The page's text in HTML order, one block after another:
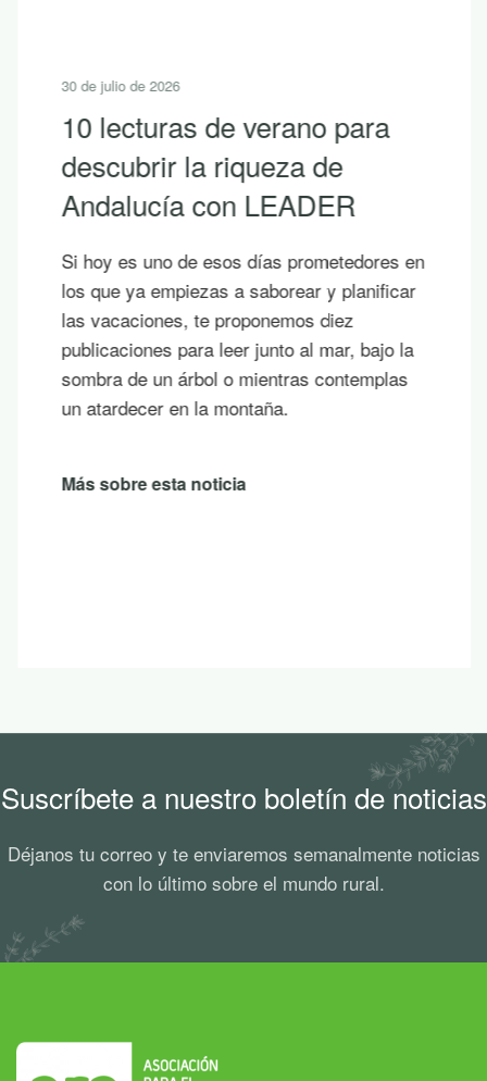
30 de julio de 2026
10 lecturas de verano para
descubrir la riqueza de
Andalucía con LEADER
Si hoy es uno de esos días prometedores en
los que ya empiezas a saborear y planificar
las vacaciones, te proponemos diez
publicaciones para leer junto al mar, bajo la
sombra de un árbol o mientras contemplas
un atardecer en la montaña.
Más sobre esta noticia
Suscríbete a nuestro boletín de noticias
Déjanos tu correo y te enviaremos semanalmente noticias
con lo último sobre el mundo rural.